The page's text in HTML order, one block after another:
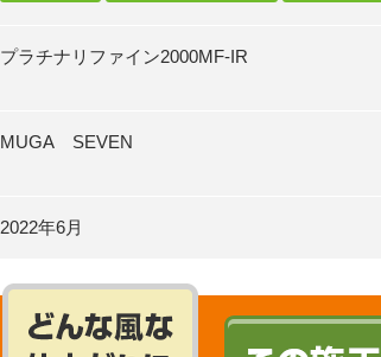
プラチナリファイン2000MF-IR
MUGA SEVEN
2022年6月